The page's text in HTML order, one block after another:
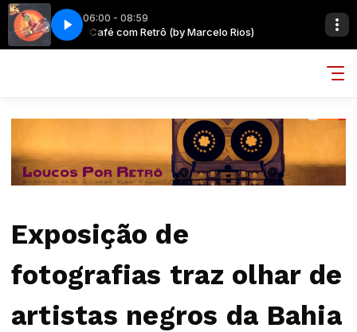
06:00 - 08:59
Café com Retrô (by Marcelo Rios)
DON'T GOKC & THE SUNSHINE BAND - PLEASE DON'T GO
Exposição de
fotografias traz olhar de
artistas negros da Bahia